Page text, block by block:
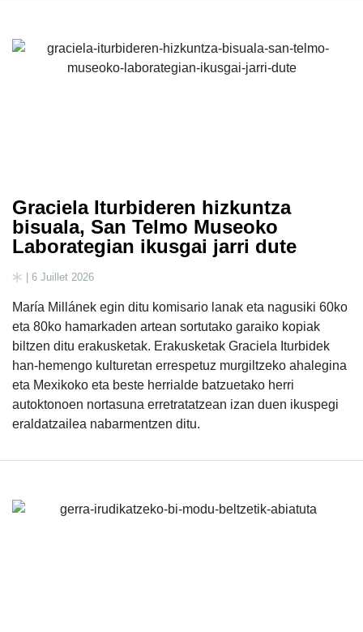
Graciela Iturbideren hizkuntza
bisuala, San Telmo Museoko
Laborategian ikusgai jarri dute
| 6 Juillet 2026
María Millánek egin ditu komisario lanak eta nagusiki 60ko
eta 80ko hamarkaden artean sortutako garaiko kopiak
biltzen ditu erakusketak. Erakusketak Graciela Iturbidek
han-hemengo kulturetan errespetuz murgiltzeko ahalegina
eta Mexikoko eta beste herrialde batzuetako herri
autoktonoen nortasuna erretratatzean izan duen ikuspegi
eraldatzailea nabarmentzen ditu.